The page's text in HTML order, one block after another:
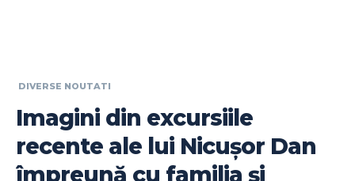
DIVERSE NOUTATI
Imagini din excursiile
recente ale lui Nicușor Dan
împreună cu familia și